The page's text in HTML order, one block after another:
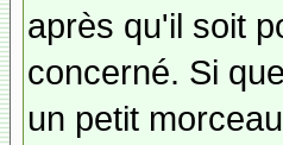
après qu'il soit
concerné. Si
un petit